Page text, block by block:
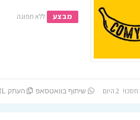
מבצע ללא תפוגה
שיתוף בוואטסאפ העתק URL